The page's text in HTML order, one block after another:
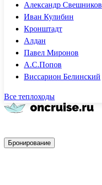
Александр Свешников
Иван Кулибин
Кронштадт
Алдан
Павел Миронов
А.С.Попов
Виссарион Белинский
Все теплоходы
Бронирование